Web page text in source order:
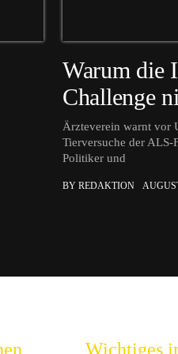
Warum die
Challenge
Ärzteverein warnt vor
Tierversuche der ALS-
Politiker und
BY REDAKTION
Wichtiges